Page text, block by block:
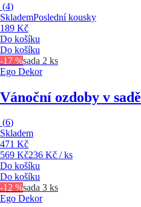
(4)
SklademPoslední kousky
189 Kč
Do košíku
Do košíku
-17 %sada 2 ks
Ego Dekor
Vánoční ozdoby v sadě
(6)
Skladem
471 Kč
569 Kč236 Kč / ks
Do košíku
Do košíku
-12 %sada 3 ks
Ego Dekor